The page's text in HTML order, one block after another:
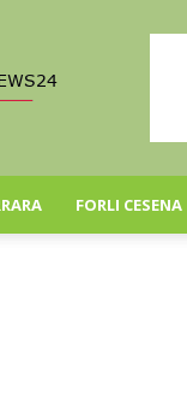
FORLI CESENA